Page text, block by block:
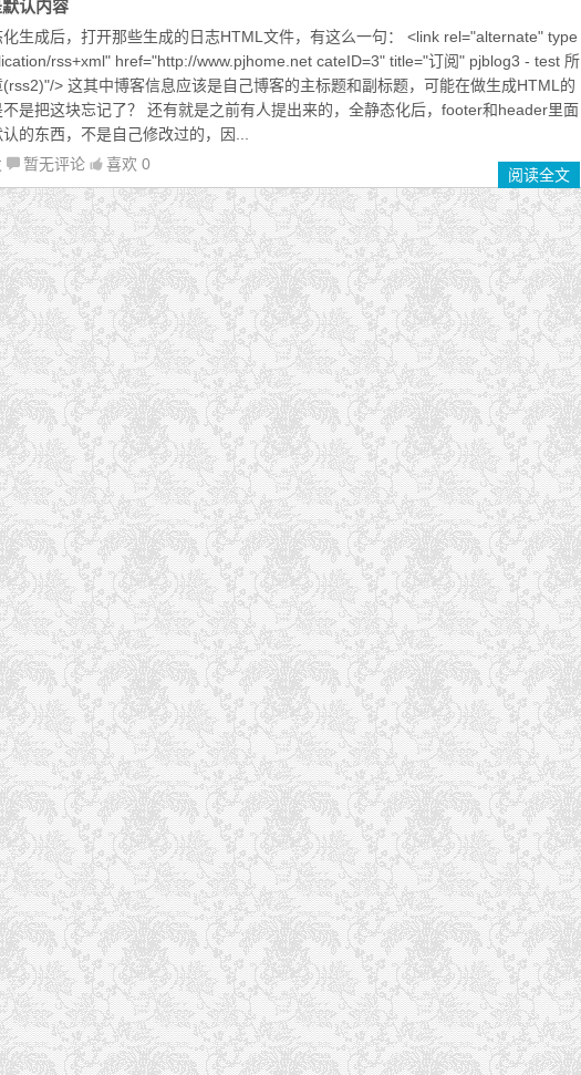
认内容
生成后，打开那些生成的日志HTML文件，有这么一句： <link rel="alternate" type
rss+xml" href="http://www.pjhome.net cateID=3" title="订阅" pjblog3 - test 所
> 这其中博客信息应该是自己博客的主标题和副标题，可能在做生成HTML的
不是把这块忘记了？ 还有就是之前有人提出来的，全静态化后，footer和header里面
的东西，不是自己修改过的，因...
暂无评论 喜欢 0
阅读全文